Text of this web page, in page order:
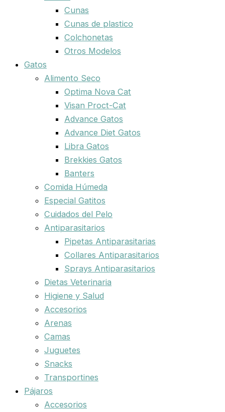
Cunas
Cunas de plastico
Colchonetas
Otros Modelos
Gatos
Alimento Seco
Optima Nova Cat
Visan Proct-Cat
Advance Gatos
Advance Diet Gatos
Libra Gatos
Brekkies Gatos
Banters
Comida Húmeda
Especial Gatitos
Cuidados del Pelo
Antiparasitarios
Pipetas Antiparasitarias
Collares Antiparasitarios
Sprays Antiparasitarios
Dietas Veterinaria
Higiene y Salud
Accesorios
Arenas
Camas
Juguetes
Snacks
Transportines
Pájaros
Accesorios